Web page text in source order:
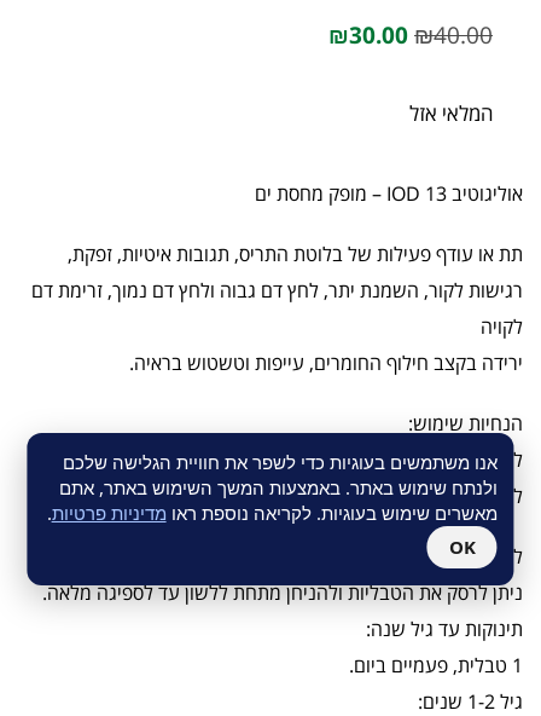
₪40.00
₪30.00
המלאי אזל
אוליגוטיב IOD 13 – מופק מחסת ים
תת או עודף פעילות של בלוטת התריס, תגובות איטיות, זפקת,
רגישות לקור, השמנת יתר, לחץ דם גבוה ולחץ דם נמוך, זרימת דם
לקויה
ירידה בקצב חילוף החומרים, עייפות וטשטוש בראיה.
הנחיות שימוש:
להניח את הטבליות מתחת ללשון, עד לספיגה מלאה. לא למצוץ.
להתרחק מארוחות.
לילדים עד גיל 4:
ניתן לרסק את הטבליות ולהניחן מתחת ללשון עד לספיגה מלאה.
תינוקות עד גיל שנה:
1 טבלית, פעמיים ביום.
גיל 1-2 שנים:
אנו משתמשים בעוגיות כדי לשפר את חוויית הגלישה שלכם
ולנתח שימוש באתר. באמצעות המשך השימוש באתר, אתם
מאשרים שימוש בעוגיות. לקריאה נוספת ראו מדיניות פרטיות.
OK